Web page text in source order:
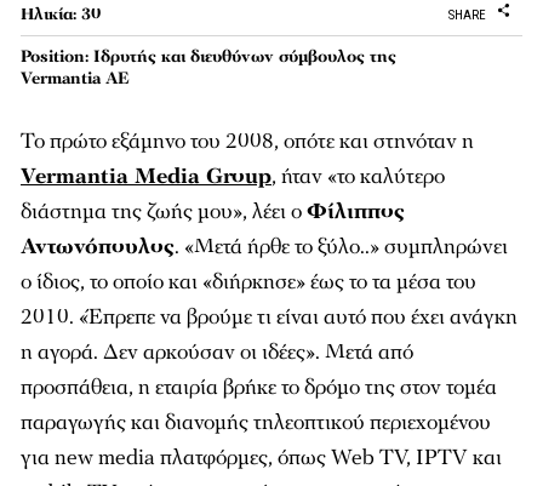
SHARE
Ηλικία: 30
Position: Ιδρυτής και διευθύνων σύμβουλος της
Vermantia ΑΕ
Το πρώτο εξάμηνο του 2008, οπότε και στηνόταν η
Vermantia Media Group, ήταν «το καλύτερο
διάστημα της ζωής μου», λέει οΦίλιππος
Αντωνόπουλος. «Μετά ήρθε το ξύλο..» συμπληρώνει
ο ίδιος, το οποίο και «διήρκησε» έως το τα μέσα του
2010. «Έπρεπε να βρούμε τι είναι αυτό που έχει ανάγκη
η αγορά. Δεν αρκούσαν οι ιδέες». Μετά από
προσπάθεια, η εταιρία βρήκε το δρόμο της στον τομέα
παραγωγής και διανομής τηλεοπτικού περιεχομένου
για new media πλατφόρμες, όπως Web TV, IPTV και